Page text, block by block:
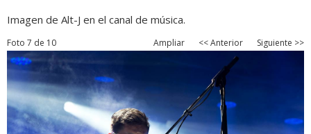
Imagen de Alt-J en el canal de música.
Foto 7 de 10 Ampliar << Anterior Siguiente >>